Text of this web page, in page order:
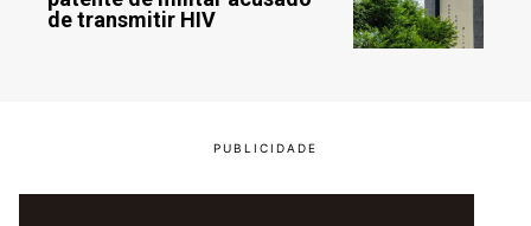
de transmitir HIV